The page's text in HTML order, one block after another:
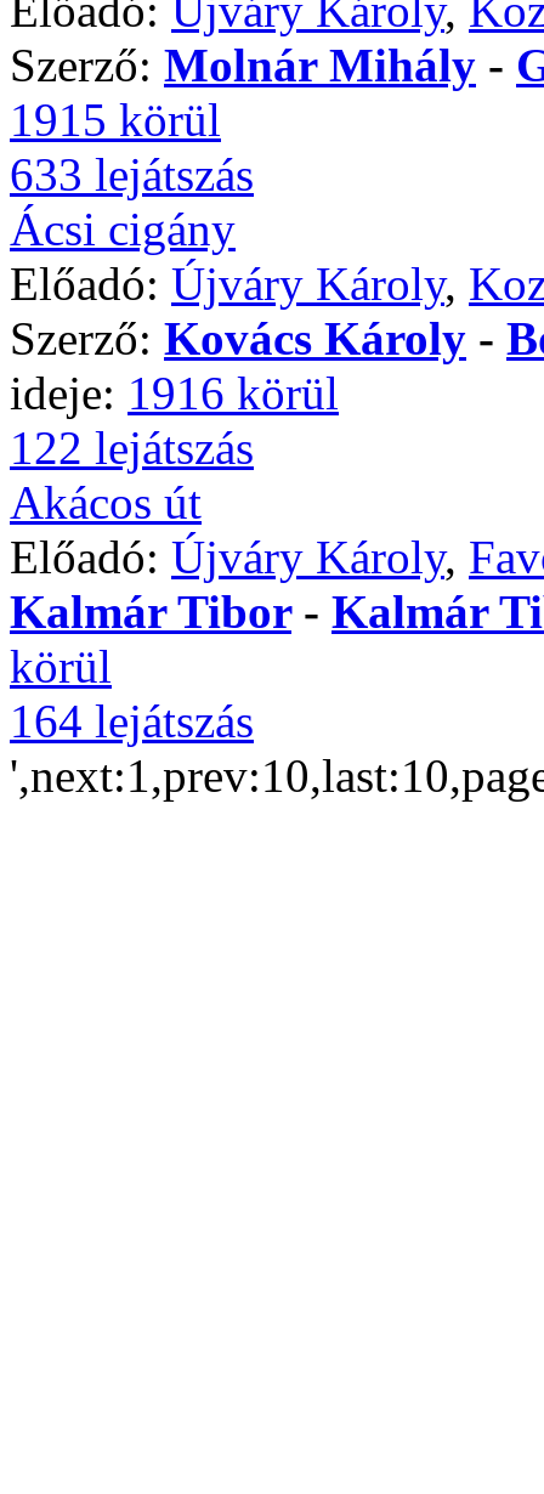
Szerző: Molnár Mihály -
1915 körül
633 lejátszás
Ácsi cigány
Előadó: Újváry Károly,
Szerző: Kovács Károly -
ideje: 1916 körül
122 lejátszás
Akácos út
Előadó: Újváry Károly,
Kalmár Tibor- Kalmár
körül
164 lejátszás